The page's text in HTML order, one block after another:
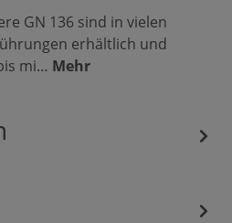
GN 136 sind in vielen
erhältlich und
mi… Mehr